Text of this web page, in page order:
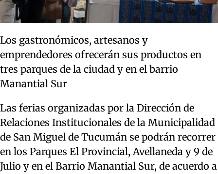
Los gastronómicos, artesanos y
emprendedores ofrecerán sus productos en
tres parques de la ciudad y en el barrio
Manantial Sur
Las ferias organizadas por la Dirección de
Relaciones Institucionales de la Municipalidad
de San Miguel de Tucumán se podrán recorrer
en los Parques El Provincial, Avellaneda y 9 de
Julio y en el Barrio Manantial Sur, de acuerdo a